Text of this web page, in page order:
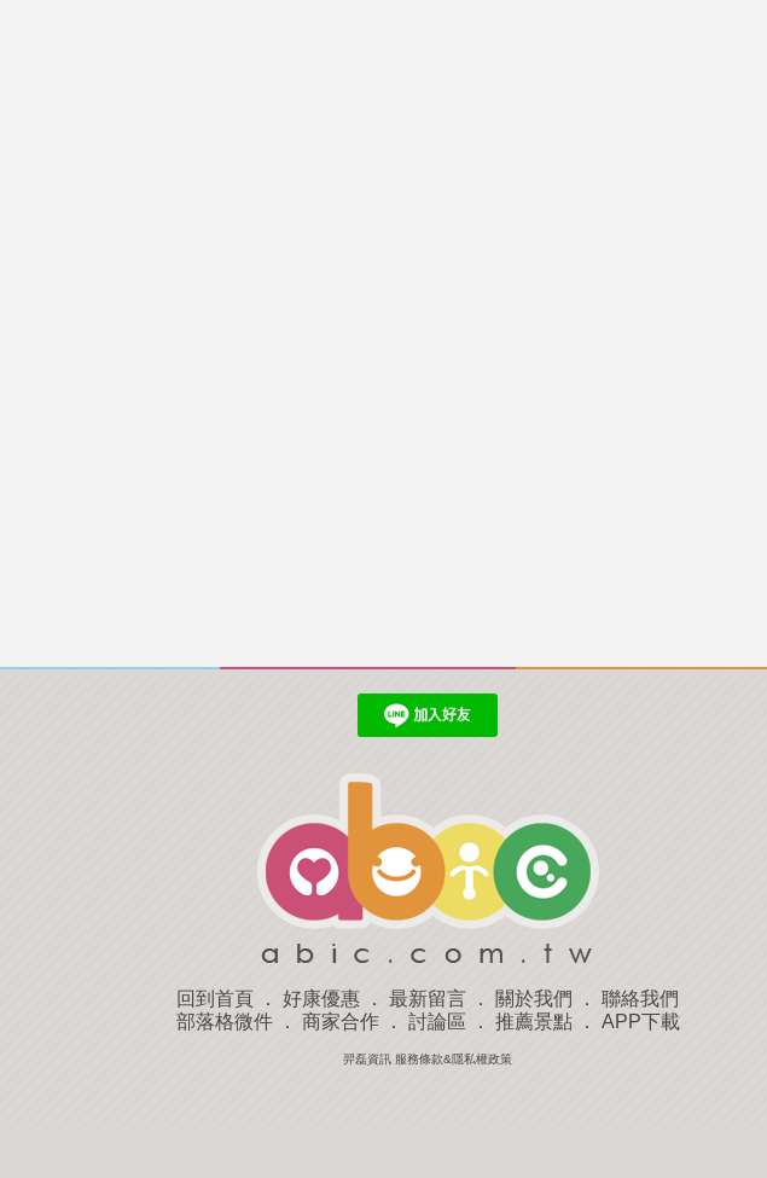
回到首頁 ． 好康優惠 ． 最新留言 ． 關於我們 ． 聯絡我們
部落格微件． 商家合作． 討論區 ． 推薦景點． APP下載
羿磊資訊 服務條款&隱私權政策